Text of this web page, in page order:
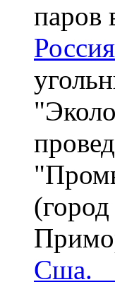
паров
Россия
Сша.